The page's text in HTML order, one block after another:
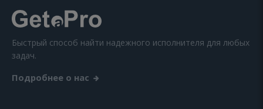
Быстрый способ найти надежного исполнителя для любых
задач.
Подробнее о нас